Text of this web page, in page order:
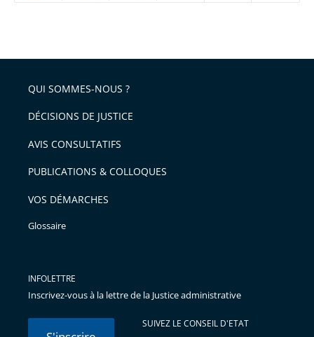
arriver
après
l'article
pour
avant
QUI SOMMES-NOUS ?
DÉCISIONS DE JUSTICE
AVIS CONSULTATIFS
PUBLICATIONS & COLLOQUES
VOS DÉMARCHES
Glossaire
INFOLETTRE
Inscrivez-vous à la lettre de la Justice administrative
SUIVEZ LE CONSEIL D'ETAT